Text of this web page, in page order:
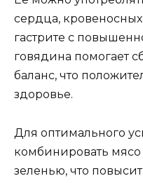
сердца,
гастрите с
говядина помогает
баланс, что
здоровье.
Для оптимального
комбинировать
зеленью, что